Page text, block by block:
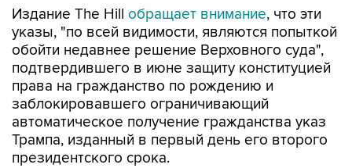
Издание The Hill обращает внимание, что эти
указы, "по всей видимости, являются попыткой
обойти недавнее решение Верховного суда",
подтвердившего в июне защиту конституцией
права на гражданство по рождению и
заблокировавшего ограничивающий
автоматическое получение гражданства указ
Трампа, изданный в первый день его второго
президентского срока.